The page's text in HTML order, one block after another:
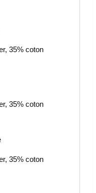
35% coton
35% coton
35% coton